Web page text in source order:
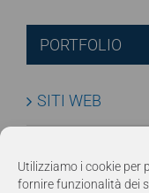
Utilizziamo i cookie per
fornire funzionalità dei
PORTFOLIO
SITI WEB